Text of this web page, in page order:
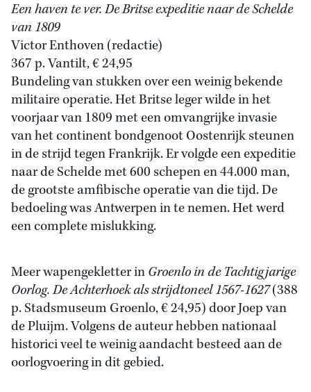
Een haven te ver. De Britse expeditie naar de Schelde
van 1809
Victor Enthoven (redactie)
367 p. Vantilt, € 24,95
Bundeling van stukken over een weinig bekende
militaire operatie. Het Britse leger wilde in het
voorjaar van 1809 met een omvangrijke invasie
van het continent bondgenoot Oostenrijk steunen
in de strijd tegen Frankrijk. Er volgde een expeditie
naar de Schelde met 600 schepen en 44.000 man,
de grootste amfibische operatie van die tijd. De
bedoeling was Antwerpen in te nemen. Het werd
een complete mislukking.
Meer wapengekletter inGroenlo in de Tachtigjarige
Oorlog. De Achterhoek als strijdtoneel 1567-1627(388
p. Stadsmuseum Groenlo, € 24,95) door Joep van
de Pluijm. Volgens de auteur hebben nationaal
historici veel te weinig aandacht besteed aan de
oorlogvoering in dit gebied.